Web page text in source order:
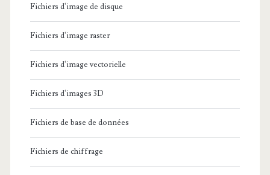
Fichiers d'image de disque
Fichiers d'image raster
Fichiers d'image vectorielle
Fichiers d'images 3D
Fichiers de base de données
Fichiers de chiffrage